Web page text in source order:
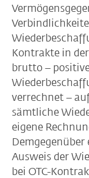
Kontrakte in
brutto –
verrechnet –
sämtliche
eigene
Ausweis der
bei OTC-